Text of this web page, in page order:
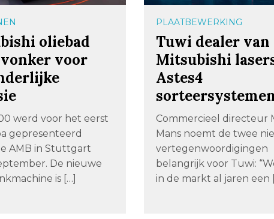
oliebad
voor
werd voor het eerst
gepresenteerd
AMB in Stuttgart
De nieuwe
is […]
PLAATBEWERKING
Tuwi dealer van
Mitsubishi
Astes4
Commercieel directeur
Mans noemt de twee
vertegenwoordigingen
belangrijk voor Tuwi:
in de markt al jaren een